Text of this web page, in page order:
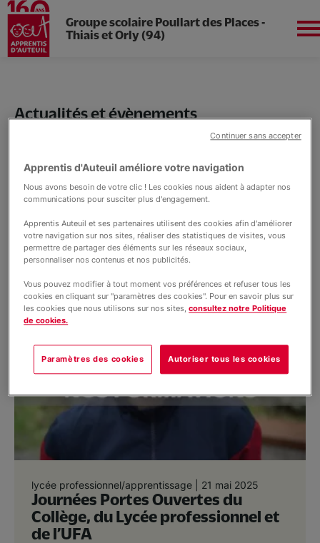
Groupe scolaire Poullart des Places -
Thiais et Orly (94)
Présentation
Collège
Lycée - Voie scolaire
Soutenir nos projets
Actualités et évènements
Actualités Poullart des
Places
lycée professionnel/apprentissage | 21 mai 2025
Journées Portes Ouvertes du
Collège, du Lycée professionnel et
de l’UFA
Apprentis d'Auteuil améliore votre navigation
Nous avons besoin de votre clic ! Les cookies nous aident à adapter nos
communications pour susciter plus d'engagement.
Apprentis Auteuil et ses partenaires utilisent des cookies afin d'améliorer
votre navigation sur nos sites, réaliser des statistiques de visites, vous
permettre de partager des éléments sur les réseaux sociaux,
personnaliser nos contenus et nos publicités.
Vous pouvez modifier à tout moment vos préférences et refuser tous les
cookies en cliquant sur "paramètres des cookies". Pour en savoir plus sur
les cookies que nous utilisons sur nos sites,consultez notre Politique
de cookies.
Paramètres des cookies Autoriser tous les cookies
Continuer sans accepter